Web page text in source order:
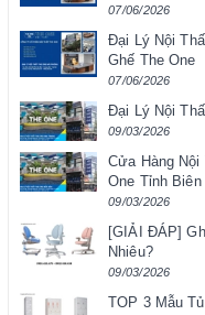
07/06/2026
Đại Lý Nội
Ghế The One
07/06/2026
Đại Lý Nội
09/03/2026
Cửa Hàng Nội
One Tỉnh Biên
09/03/2026
[GIẢI ĐÁP]
Nhiêu?
09/03/2026
TOP 3 Mẫu